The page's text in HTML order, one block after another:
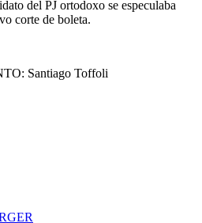
del PJ ortodoxo se especulaba
corte de boleta.
Santiago Toffoli